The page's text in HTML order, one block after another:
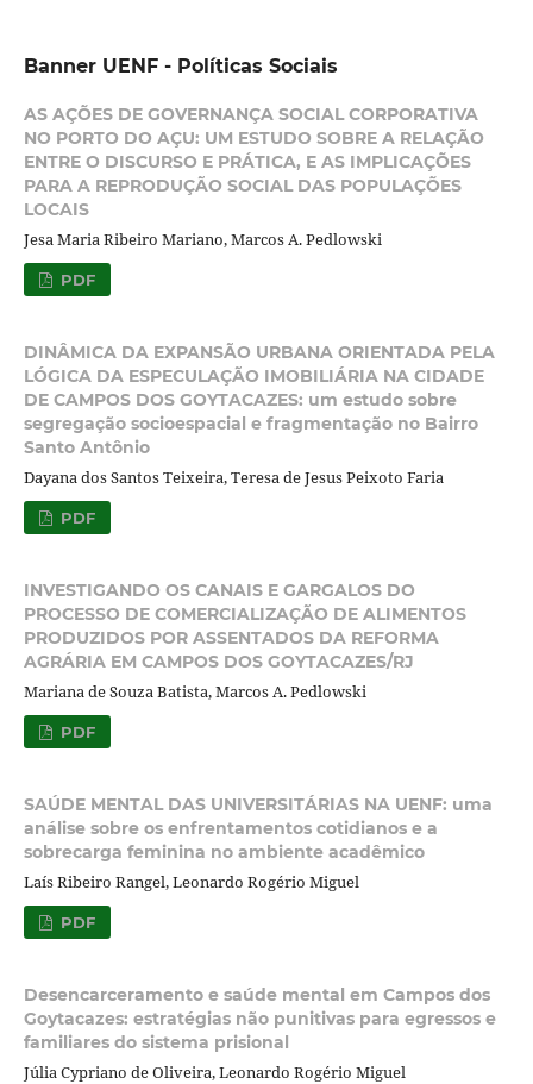
Banner UENF - Políticas Sociais
AS AÇÕES DE GOVERNANÇA SOCIAL CORPORATIVA
NO PORTO DO AÇU: UM ESTUDO SOBRE A RELAÇÃO
ENTRE O DISCURSO E PRÁTICA, E AS IMPLICAÇÕES
PARA A REPRODUÇÃO SOCIAL DAS POPULAÇÕES
LOCAIS
Jesa Maria Ribeiro Mariano, Marcos A. Pedlowski
PDF
DINÂMICA DA EXPANSÃO URBANA ORIENTADA PELA
LÓGICA DA ESPECULAÇÃO IMOBILIÁRIA NA CIDADE
DE CAMPOS DOS GOYTACAZES: um estudo sobre
segregação socioespacial e fragmentação no Bairro
Santo Antônio
Dayana dos Santos Teixeira, Teresa de Jesus Peixoto Faria
PDF
INVESTIGANDO OS CANAIS E GARGALOS DO
PROCESSO DE COMERCIALIZAÇÃO DE ALIMENTOS
PRODUZIDOS POR ASSENTADOS DA REFORMA
AGRÁRIA EM CAMPOS DOS GOYTACAZES/RJ
Mariana de Souza Batista, Marcos A. Pedlowski
PDF
SAÚDE MENTAL DAS UNIVERSITÁRIAS NA UENF: uma
análise sobre os enfrentamentos cotidianos e a
sobrecarga feminina no ambiente acadêmico
Laís Ribeiro Rangel, Leonardo Rogério Miguel
PDF
Desencarceramento e saúde mental em Campos dos
Goytacazes: estratégias não punitivas para egressos e
familiares do sistema prisional
Júlia Cypriano de Oliveira, Leonardo Rogério Miguel